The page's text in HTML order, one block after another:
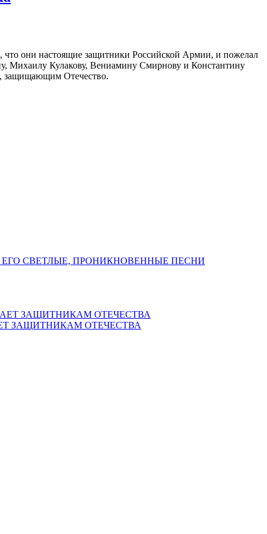
они настоящие защитники Российской Армии, и пожелал
Михаилу Кулакову, Вениамину Смирнову и Константину
защищающим Отечество.
СВЕТЛЫЕ, ПРОНИКНОВЕННЫЕ ПЕСНИ
ЗАЩИТНИКАМ ОТЕЧЕСТВА